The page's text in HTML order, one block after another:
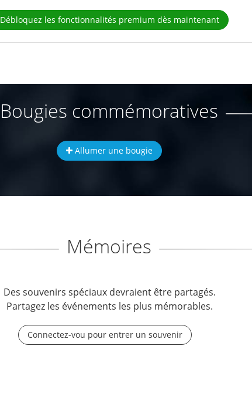
Débloquez les fonctionnalités premium dès maintenant
Bougies commémoratives
Allumer une bougie
Mémoires
Des souvenirs spéciaux devraient être partagés.
Partagez les événements les plus mémorables.
Connectez-vou pour entrer un souvenir